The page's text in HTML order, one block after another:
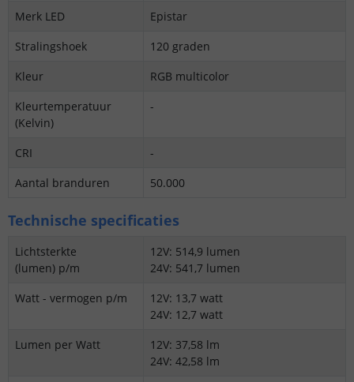
Merk LED
Epistar
Stralingshoek
120 graden
Kleur
RGB multicolor
Kleurtemperatuur
(Kelvin)
-
CRI
-
Aantal branduren
50.000
Technische specificaties
Lichtsterkte
(lumen) p/m
12V: 514,9 lumen
24V: 541,7 lumen
Watt - vermogen p/m
12V: 13,7 watt
24V: 12,7 watt
Lumen per Watt
12V: 37,58 lm
24V: 42,58 lm